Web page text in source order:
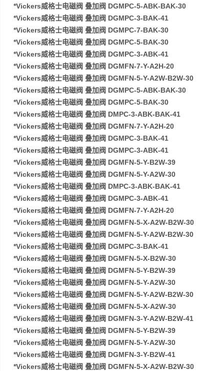
*Vickers威格士电磁阀 叠加阀 DGMPC-5-ABK-BAK-30
*Vickers威格士电磁阀 叠加阀 DGMPC-3-BAK-41
*Vickers威格士电磁阀 叠加阀 DGMPC-7-BAK-30
*Vickers威格士电磁阀 叠加阀 DGMPC-5-BAK-30
*Vickers威格士电磁阀 叠加阀 DGMPC-3-ABK-41
*Vickers威格士电磁阀 叠加阀 DGMFN-7-Y-A2H-20
*Vickers威格士电磁阀 叠加阀 DGMFN-5-Y-A2W-B2W-30
*Vickers威格士电磁阀 叠加阀 DGMPC-5-ABK-BAK-30
*Vickers威格士电磁阀 叠加阀 DGMPC-5-BAK-30
*Vickers威格士电磁阀 叠加阀 DMPC-3-ABK-BAK-41
*Vickers威格士电磁阀 叠加阀 DGMFN-7-Y-A2H-20
*Vickers威格士电磁阀 叠加阀 DGMPC-3-BAK-41
*Vickers威格士电磁阀 叠加阀 DGMPC-3-ABK-41
*Vickers威格士电磁阀 叠加阀 DGMFN-5-Y-B2W-39
*Vickers威格士电磁阀 叠加阀 DGMFN-5-Y-A2W-30
*Vickers威格士电磁阀 叠加阀 DMPC-3-ABK-BAK-41
*Vickers威格士电磁阀 叠加阀 DGMPC-3-ABK-41
*Vickers威格士电磁阀 叠加阀 DGMFN-7-Y-A2H-20
*Vickers威格士电磁阀 叠加阀 DGMFN-5-X-A2W-B2W-30
*Vickers威格士电磁阀 叠加阀 DGMFN-5-Y-A2W-B2W-30
*Vickers威格士电磁阀 叠加阀 DGMPC-3-BAK-41
*Vickers威格士电磁阀 叠加阀 DGMFN-5-X-B2W-30
*Vickers威格士电磁阀 叠加阀 DGMFN-5-Y-B2W-39
*Vickers威格士电磁阀 叠加阀 DGMFN-5-Y-A2W-30
*Vickers威格士电磁阀 叠加阀 DGMFN-5-Y-A2W-B2W-30
*Vickers威格士电磁阀 叠加阀 DGMFN-5-X-A2W-30
*Vickers威格士电磁阀 叠加阀 DGMFN-3-Y-A2W-B2W-41
*Vickers威格士电磁阀 叠加阀 DGMFN-5-Y-B2W-39
*Vickers威格士电磁阀 叠加阀 DGMFN-5-Y-A2W-30
*Vickers威格士电磁阀 叠加阀 DGMFN-3-Y-B2W-41
*Vickers威格士电磁阀 叠加阀 DGMFN-5-X-A2W-B2W-30